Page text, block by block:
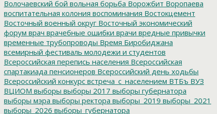
Волочаевский бой вольная борьба Ворожбит Воропаева
воспитательная колония воспоминания Востокцемент
Восточный военный округ Восточный экономический
форум врач врачебные ошибки врачи вредные привычки
временные трубопроводы Время Биробиджана
всемирный фестиваль молодежи и студентов
Всероссийская перепись населения Всероссийская
спартакиада пенсионеров Всероссийский день ходьбы
Всероссийский конкурс встреча_с_населением ВТБъ ВУЗ
ВЦИОМ выборы выборы 2017 выборы губернатора
выборы мэра выборы ректора выборы_2019 выборы_2021
выборы_2026 выборы_губернатора